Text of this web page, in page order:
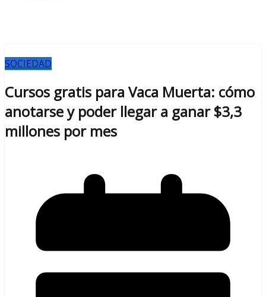
SOCIEDAD
Cursos gratis para Vaca Muerta: cómo
anotarse y poder llegar a ganar $3,3
millones por mes